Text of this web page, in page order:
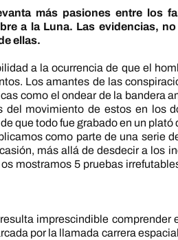
más pasiones entre los
a la Luna. Las evidencias,
ellas.
a la ocurrencia de que el
Los amantes de las
como el ondear de la bandera
del movimiento de estos en los
que todo fue grabado en un
como parte de una serie
más allá de desdecir a los
mostramos 5 pruebas
imprescindible comprender
por la llamada carrera